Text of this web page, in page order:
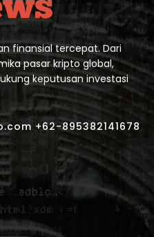
finansial tercepat. Dari
pasar kripto global,
keputusan investasi
+62-895382141678